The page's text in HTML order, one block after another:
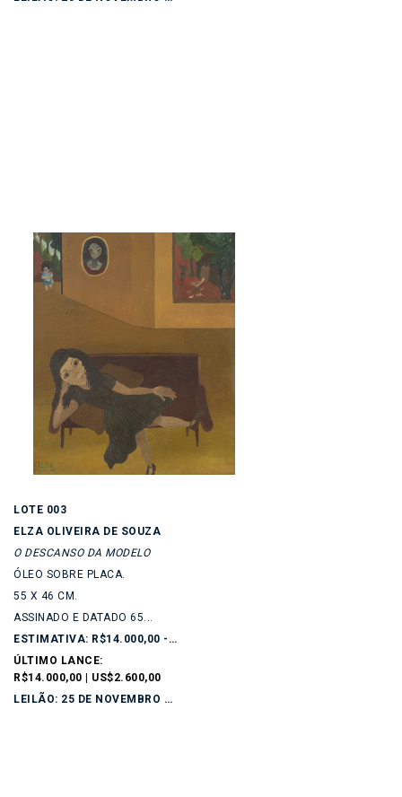
LOTE 003
ELZA OLIVEIRA DE SOUZA
O DESCANSO DA MODELO
ÓLEO SOBRE PLACA.
55 X 46 CM.
ASSINADO E DATADO 65...
ESTIMATIVA: R$14.000,00 - R$18.000,00
ÚLTIMO LANCE:
R$14.000,00 | US$2.600,00
LEILÃO: 25 DE NOVEMBRO DE 2025